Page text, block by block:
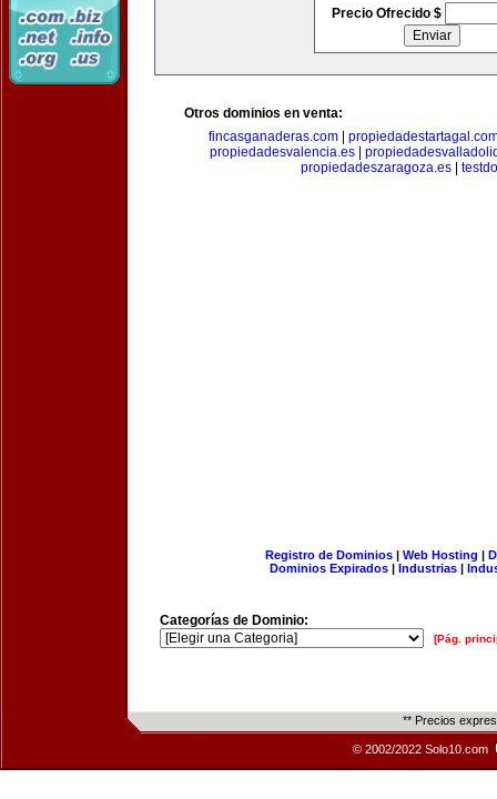
Precio Ofrecido $
Otros dominios en venta:
fincasganaderas.com|
propiedadesvalencia.es|
propiedadeszaragoza.es|
Registro de Dominios| Web Hosting |
Dominios Expirados | Industrias |
Categorías de Dominio:
[Pág.
** Precios
© 2002/2022 Solo10.com